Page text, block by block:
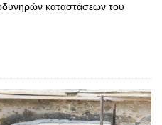
καταστάσεων του